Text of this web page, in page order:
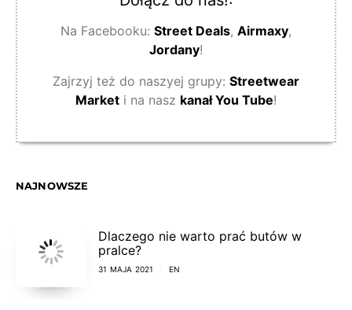
Na Facebooku: Street Deals, Airmaxy,
Jordany!
Zajrzyj też do naszyej grupy: Streetwear
Market i na nasz kanał You Tube!
NAJNOWSZE
Dlaczego nie warto prać butów w
pralce?
31 MAJA 2021 EN